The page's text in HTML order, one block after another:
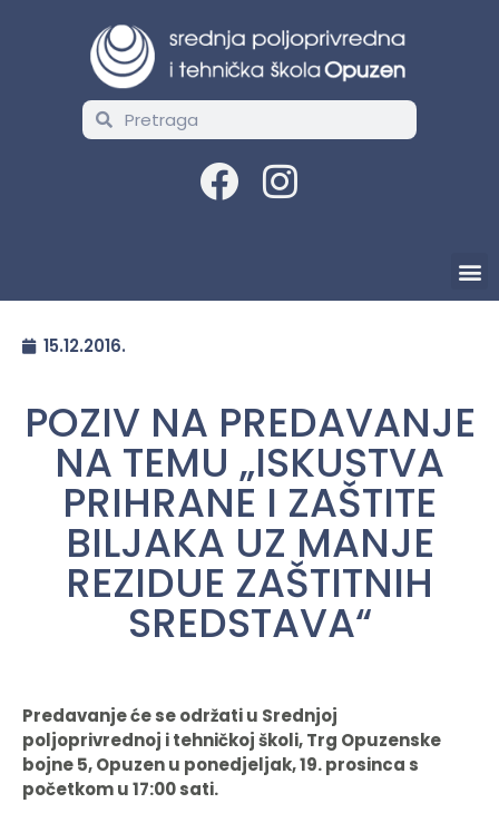
15.12.2016.
POZIV NA PREDAVANJE
NA TEMU „ISKUSTVA
PRIHRANE I ZAŠTITE
BILJAKA UZ MANJE
REZIDUE ZAŠTITNIH
SREDSTAVA“
Predavanje će se održati u Srednjoj
poljoprivrednoj i tehničkoj školi, Trg Opuzenske
bojne 5, Opuzen u ponedjeljak, 19. prosinca s
početkom u 17:00 sati.